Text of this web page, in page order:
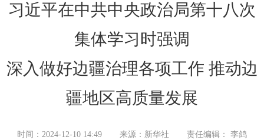
习近平在中共中央政治局第十八次
集体学习时强调
深入做好边疆治理各项工作 推动边
疆地区高质量发展
时间：2024-12-10 14:49 来源：新华社 责任编辑： 李鸽